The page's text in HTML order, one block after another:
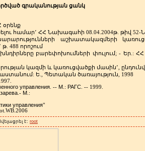
գրականության ցանկ
օրենք
համար՚ ՀՀ Նախագահի 08.04.2004թ. թիվ 52-Ն
աշխատակազմերի
թ. 488 որոշում
բարեփոխումների փուլում; - Եր .:ՀՀ
կազմի և կառուցվածքի մասին՚
: Ե Պետական ծառայություն , 1998
управления . -- М .: РАГС . -- 1999.
.- М .:
управления"
է: root